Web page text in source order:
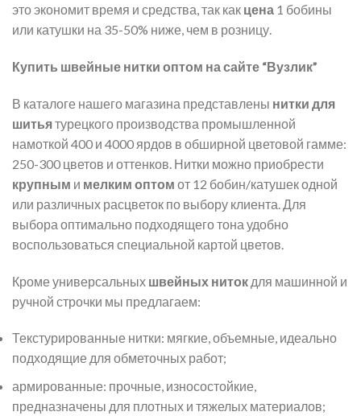
это экономит время и средства, так как цена 1 бобины
или катушки на 35-50% ниже, чем в розницу.
Купить швейные нитки оптом на сайте “Вузлик”
В каталоге нашего магазина представлены нитки для
шитьятурецкого производства промышленной
намоткой 400 и 4000 ярдов в обширной цветовой гамме:
250-300 цветов и оттенков. Нитки можно приобрести
крупным и мелким оптом от 12 бобин/катушек одной
или различных расцветок по выбору клиента. Для
выбора оптимально подходящего тона удобно
воспользоваться специальной картой цветов.
Кроме универсальных швейных ниток для машинной и
ручной строчки мы предлагаем:
Текстурированные нитки: мягкие, объемные, идеально
подходящие для обметочных работ;
армированные: прочные, износостойкие,
предназначены для плотных и тяжелых материалов;